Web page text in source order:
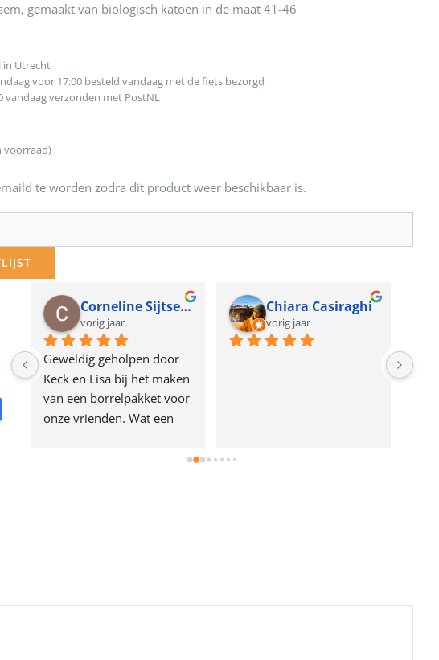
gemaakt van biologisch katoen in de maat 41-46
in Utrecht
voor 17:00 besteld vandaag met de fiets bezorgd
vandaag verzonden met PostNL
voorraad)
te worden zodra dit product weer beschikbaar is.
Corneline Sijtsema
vorig jaar
Geweldig geholpen door
Keck en Lisa bij het maken
van een borrelpakket voor
onze vrienden. Wat een
Chiara Casiraghi
vorig jaar